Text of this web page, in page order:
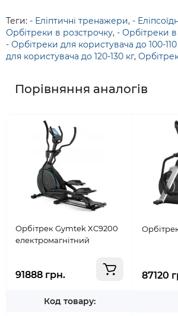
Теги: - Еліптичні тренажери, -
Орбітреки в розстрочку, - Орбітреки
- Орбітреки для користувача до 100-110
для користувача до 120-130 кг,
Порівняння аналогів
Орбітрек Gymtek XC9200
електромагнітний
91888 грн.
Код товару:
87120